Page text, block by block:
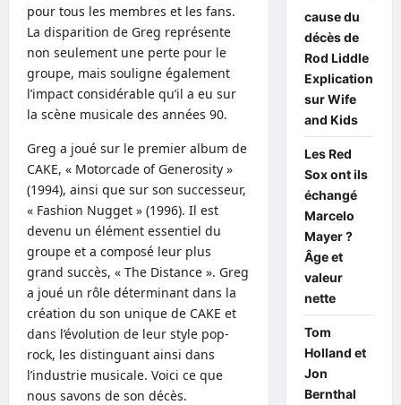
pour tous les membres et les fans.
La disparition de Greg représente
non seulement une perte pour le
groupe, mais souligne également
l’impact considérable qu’il a eu sur
la scène musicale des années 90.
Greg a joué sur le premier album de
CAKE, « Motorcade of Generosity »
(1994), ainsi que sur son successeur,
« Fashion Nugget » (1996). Il est
devenu un élément essentiel du
groupe et a composé leur plus
grand succès, « The Distance ». Greg
a joué un rôle déterminant dans la
création du son unique de CAKE et
dans l’évolution de leur style pop-
rock, les distinguant ainsi dans
l’industrie musicale. Voici ce que
nous savons de son décès.
cause du
décès de
Rod Liddle
Explication
sur Wife
and Kids
Les Red
Sox ont ils
échangé
Marcelo
Mayer ?
Âge et
valeur
nette
Tom
Holland et
Jon
Bernthal